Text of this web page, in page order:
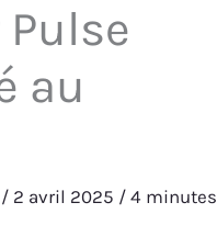
au
/ 2 avril 2025 /4 minutes